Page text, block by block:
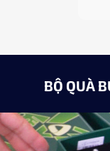
BỘ QUÀ